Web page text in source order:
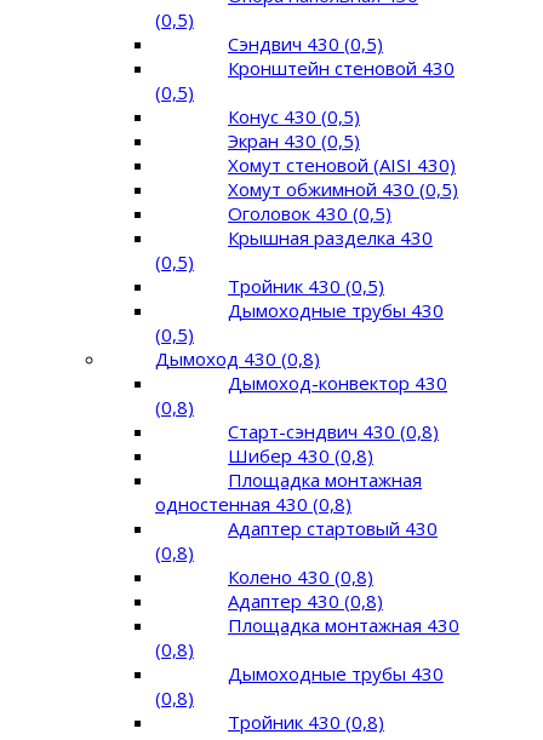
(0,5)
Сэндвич 430 (0,5)
Кронштейн стеновой 430
(0,5)
Конус 430 (0,5)
Экран 430 (0,5)
Хомут стеновой (AISI 430)
Хомут обжимной 430 (0,5)
Оголовок 430 (0,5)
Крышная разделка 430
(0,5)
Тройник 430 (0,5)
Дымоходные трубы 430
(0,5)
Дымоход 430 (0,8)
Дымоход-конвектор 430
(0,8)
Старт-сэндвич 430 (0,8)
Шибер 430 (0,8)
Площадка монтажная
одностенная 430 (0,8)
Адаптер стартовый 430
(0,8)
Колено 430 (0,8)
Адаптер 430 (0,8)
Площадка монтажная 430
(0,8)
Дымоходные трубы 430
(0,8)
Тройник 430 (0,8)